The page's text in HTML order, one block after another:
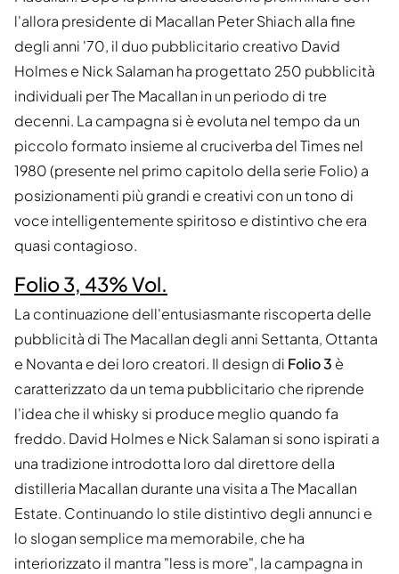
l'allora presidente di Macallan Peter Shiach alla fine
degli anni '70, il duo pubblicitario creativo David
Holmes e Nick Salaman ha progettato 250 pubblicità
individuali per The Macallan in un periodo di tre
decenni. La campagna si è evoluta nel tempo da un
piccolo formato insieme al cruciverba del Times nel
1980 (presente nel primo capitolo della serie Folio) a
posizionamenti più grandi e creativi con un tono di
voce intelligentemente spiritoso e distintivo che era
quasi contagioso.
Folio 3, 43% Vol.
La continuazione dell'entusiasmante riscoperta delle
pubblicità di The Macallan degli anni Settanta, Ottanta
e Novanta e dei loro creatori. Il design di Folio 3 è
caratterizzato da un tema pubblicitario che riprende
l'idea che il whisky si produce meglio quando fa
freddo. David Holmes e Nick Salaman si sono ispirati a
una tradizione introdotta loro dal direttore della
distilleria Macallan durante una visita a The Macallan
Estate. Continuando lo stile distintivo degli annunci e
lo slogan semplice ma memorabile, che ha
interiorizzato il mantra "less is more", la campagna in